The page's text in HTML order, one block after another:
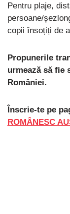
Pentru plaje,
persoane/
copii însoțiți de
Propunerile
urmează să fie
României.
Înscrie-te pe
ROMÂNESC